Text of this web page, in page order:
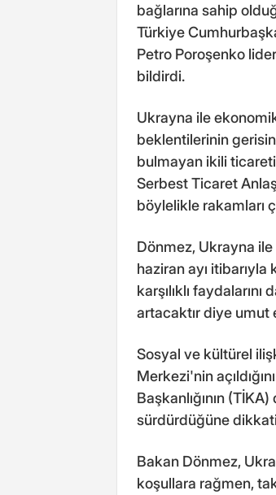
bağlarına sahip
Türkiye
Petro Poroşenko
bildirdi.
Ukrayna ile
beklentilerinin
bulmayan ikili
Serbest Ticaret
böylelikle rakamları
Dönmez, Ukrayna
haziran ayı itibarıyla
karşılıklı
artacaktır diye umut
Sosyal ve kültürel
Merkezi'nin
Başkanlığının
sürdürdüğüne
Bakan Dönmez,
koşullara rağmen,